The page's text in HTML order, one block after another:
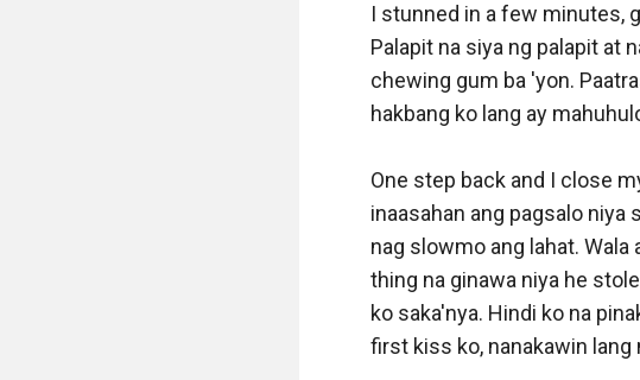
I stunned in a few minutes,
Palapit na siya ng palapit at
chewing gum ba 'yon.
hakbang ko lang ay
One step back and I close
inaasahan ang pagsalo niya
nag slowmo ang lahat.
thing na ginawa niya he
ko saka'nya. Hindi ko na
first kiss ko, nanakawin lang